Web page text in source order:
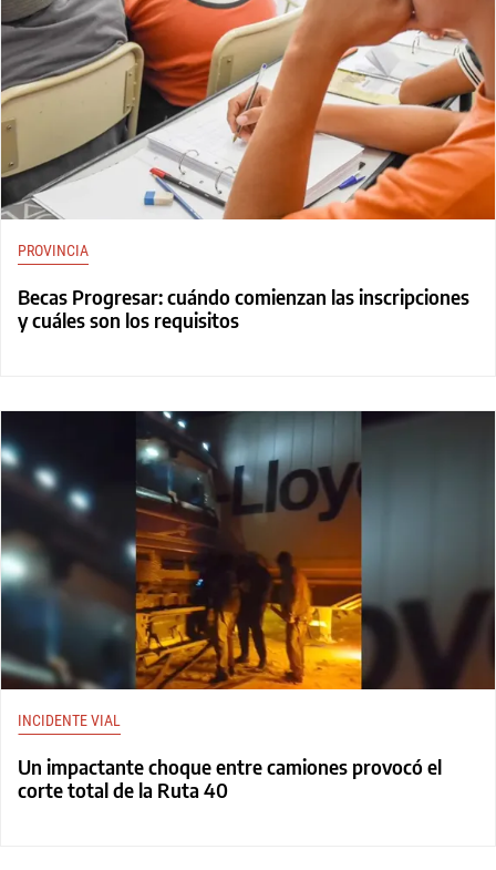
PROVINCIA
Becas Progresar: cuándo comienzan las inscripciones
y cuáles son los requisitos
INCIDENTE VIAL
Un impactante choque entre camiones provocó el
corte total de la Ruta 40